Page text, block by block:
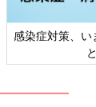
感染症対策、い
と